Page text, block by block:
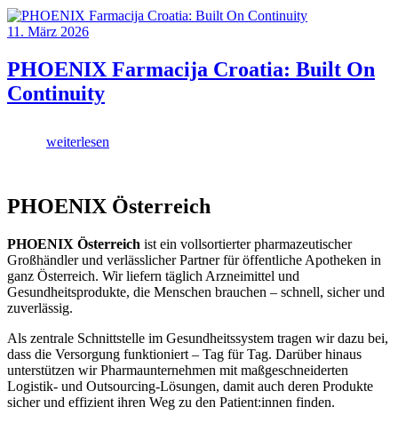
11. März 2026
PHOENIX Farmacija Croatia: Built On
Continuity
weiterlesen
PHOENIX Österreich
PHOENIX Österreich ist ein vollsortierter pharmazeutischer
Großhändler und verlässlicher Partner für öffentliche Apotheken in
ganz Österreich. Wir liefern täglich Arzneimittel und
Gesundheitsprodukte, die Menschen brauchen – schnell, sicher und
zuverlässig.
Als zentrale Schnittstelle im Gesundheitssystem tragen wir dazu bei,
dass die Versorgung funktioniert – Tag für Tag. Darüber hinaus
unterstützen wir Pharmaunternehmen mit maßgeschneiderten
Logistik- und Outsourcing-Lösungen, damit auch deren Produkte
sicher und effizient ihren Weg zu den Patient:innen finden.